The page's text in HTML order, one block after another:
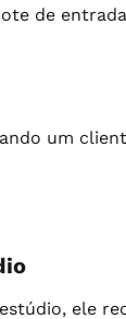
de
um
ele